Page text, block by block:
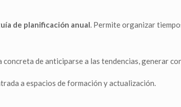
de planificación anual. Permite organizar
concreta de anticiparse a las tendencias, generar
a espacios de formación y actualización.